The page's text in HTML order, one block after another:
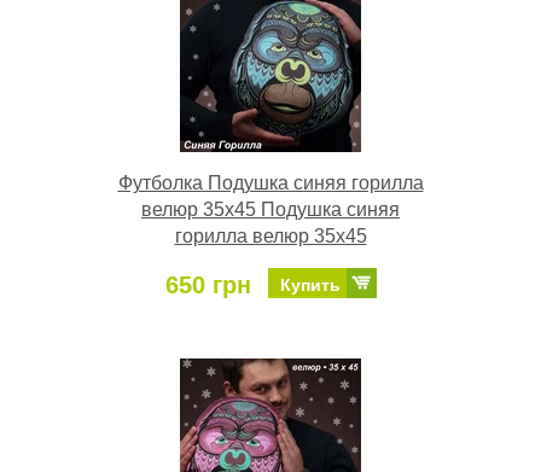
Футболка Подушка синяя горилла
велюр 35х45 Подушка синяя
горилла велюр 35х45
650 грн Купить